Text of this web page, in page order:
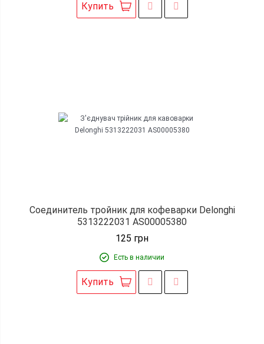
Купить
Соединитель тройник для кофеварки Delonghi
5313222031 AS00005380
125 грн
Есть в наличии
Купить